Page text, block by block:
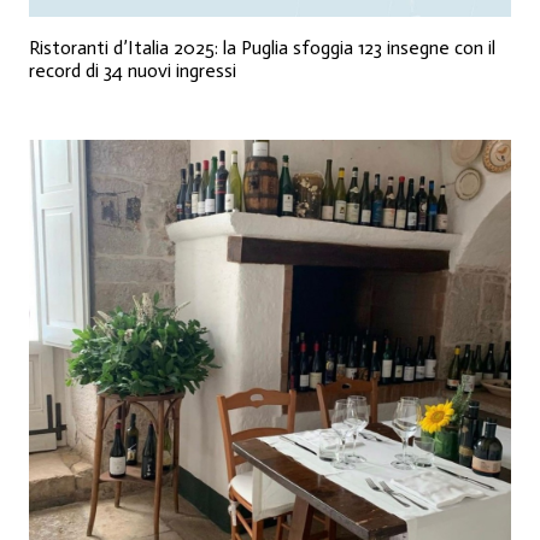
Ristoranti d’Italia 2025: la Puglia sfoggia 123 insegne con il
record di 34 nuovi ingressi